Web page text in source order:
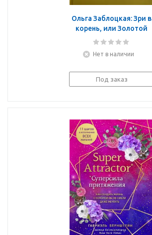
Ольга Заблоцкая: Зри в
корень, или Золотой
ключик. Том 1
Нет в наличии
Под заказ